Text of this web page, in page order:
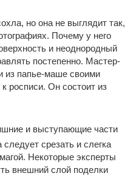
но она не выглядит так,
Почему у него
и неоднородный
постепенно. Мастер-
из папье-маше своими
росписи. Он состоит из
и выступающие части
следует срезать и слегка
Некоторые эксперты
внешний слой поделки